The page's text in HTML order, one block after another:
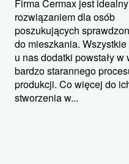
Firma Cermax jest
rozwiązaniem dla osób
poszukujących
do mieszkania.
u nas dodatki powstały w
bardzo starannego
produkcji. Co więcej do
stworzenia w...